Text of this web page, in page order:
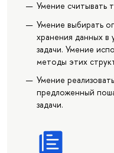
Умение считывать
Умение выбирать
хранения данных в
задачи. Умение
методы этих
Умение
предложенный
задачи.